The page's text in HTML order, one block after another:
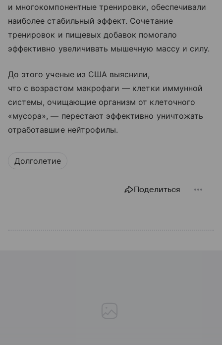
и многокомпонентные тренировки, обеспечивали
наиболее стабильный эффект. Сочетание
тренировок и пищевых добавок помогало
эффективно увеличивать мышечную массу и силу.
До этого ученые из США выяснили,
что с возрастом макрофаги — клетки иммунной
системы, очищающие организм от клеточного
«мусора», — перестают эффективно уничтожать
отработавшие нейтрофилы.
Долголетие
Поделиться